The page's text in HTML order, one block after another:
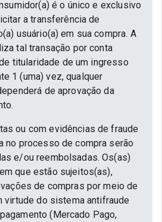
é o único e exclusivo
a transferência de
usuário(a) em sua compra. A
tal transação por conta
titularidade de um ingresso
1 (uma) vez, qualquer
de aprovação da
ou com evidências de fraude
no processo de compra serão
e/ou reembolsadas. Os(as)
que estão sujeitos(as),
de compras por meio de
virtude do sistema antifraude
(Mercado Pago,